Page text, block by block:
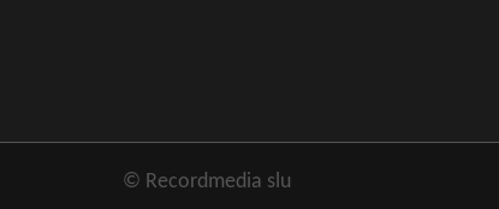
© Recordmedia slu